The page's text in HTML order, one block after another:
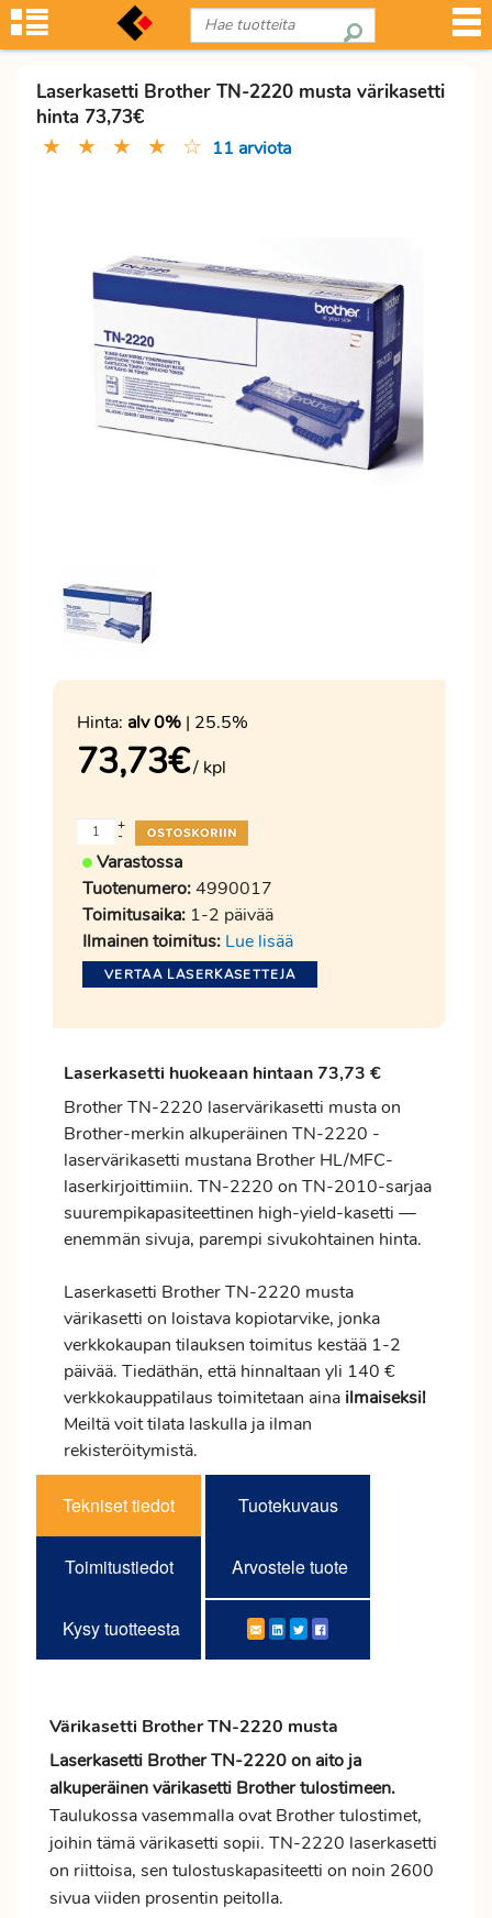
Laserkasetti Brother TN-2220 musta värikasetti
hinta 73,73€
★ ★ ★ ★ ☆ 11 arviota
Hinta: alv 0% | 25.5%
73,73€/ kpl
-
+
Varastossa
Tuotenumero:4990017
Toimitusaika: 1-2 päivää
Ilmainen toimitus: Lue lisää
VERTAA LASERKASETTEJA
Laserkasetti huokeaan hintaan 73,73 €
Brother TN-2220 laservärikasetti musta on
Brother-merkin alkuperäinen TN-2220 -
laservärikasetti mustana Brother HL/MFC-
laserkirjoittimiin. TN-2220 on TN-2010-sarjaa
suurempikapasiteettinen high-yield-kasetti —
enemmän sivuja, parempi sivukohtainen hinta.
Laserkasetti Brother TN-2220 musta
värikasetti on loistava kopiotarvike, jonka
verkkokaupan tilauksen toimitus kestää 1-2
päivää. Tiedäthän, että hinnaltaan yli 140 €
verkkokauppatilaus toimitetaan aina ilmaiseksi!
Meiltä voit tilata laskulla ja ilman
rekisteröitymistä.
Tekniset tiedot Tuotekuvaus
Toimitustiedot Arvostele tuote
Kysy tuotteesta
Värikasetti Brother TN-2220 musta
Laserkasetti Brother TN-2220 on aito ja
alkuperäinen värikasetti Brother tulostimeen.
Taulukossa vasemmalla ovat Brother tulostimet,
joihin tämä värikasetti sopii. TN-2220 laserkasetti
on riittoisa, sen tulostuskapasiteetti on noin 2600
sivua viiden prosentin peitolla.